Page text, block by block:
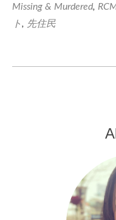
Missing & Murdered,
ト, 先住民